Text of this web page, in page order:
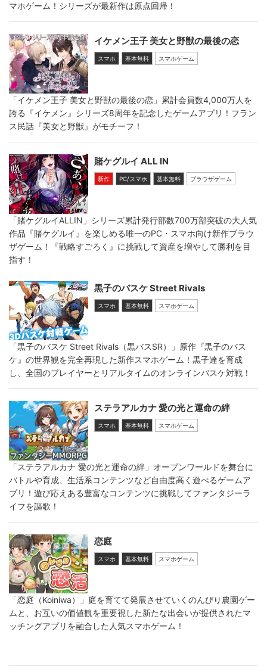
マホゲーム！シリーズが最新作は原点回帰！
イケメン王子 美女と野獣の最後の恋
スマホ 基本無料 スマホゲーム
「イケメン王子 美女と野獣の最後の恋」累計会員数4,000万人を
誇る『イケメン』シリーズ8周年を記念したゲームアプリ！フラン
ス民話『美女と野獣』がモチーフ！
賭ケグルイ ALL IN
新作 PC/スマホ 基本無料 ブラウザゲーム
「賭ケグルイALLIN」シリーズ累計発行部数700万部突破の大人気
作品『賭ケグルイ』を楽しめる唯一のPC・スマホ向け新作ブラウ
ザゲーム！『戦略すごろく』に挑戦して資産を増やして勝利を目
指す！
黒子のバスケ Street Rivals
スマホ 基本無料 スマホゲーム
「黒子のバスケ Street Rivals（黒バスSR）」原作『黒子のバス
ケ』の世界観を完全再現した新作スマホゲーム！黒子達を育成
し、全国のプレイヤーとリアルタイムのオンラインバスケ対戦！
ステラアルカナ 愛の光と運命の絆
スマホ 基本無料 スマホゲーム
「ステラアルカナ 愛の光と運命の絆」オープンワールドを舞台に
バトルや育成、生活系コンテンツなど自由度高く遊べるゲームア
プリ！遊び応えある豊富なコンテンツに挑戦してファンタジーラ
イフを謳歌！
恋庭
スマホ 基本無料 スマホゲーム
「恋庭（Koiniwa）」庭を育てて発展させていくのんびり農園ゲー
ムと、お互いの価値観を重要視した新たな出会いが提供されたマ
ッチングアプリを融合した人気スマホゲーム！